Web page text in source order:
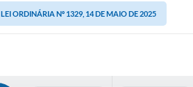
LEI ORDINÁRIA Nº 1329, 14 DE MAIO DE 2025